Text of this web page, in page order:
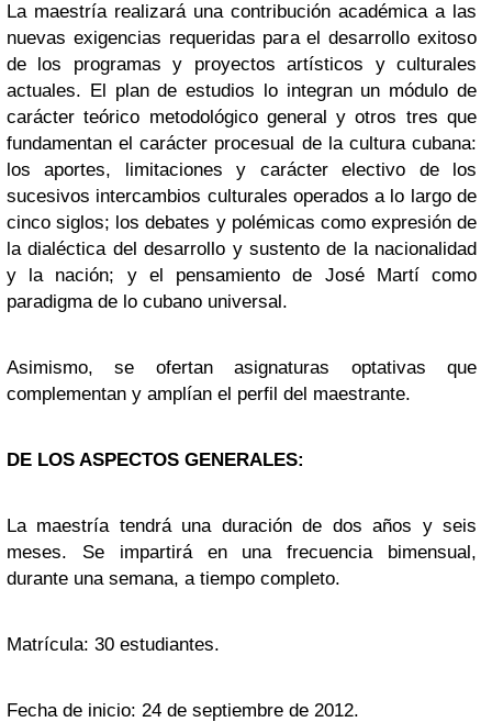
La maestría realizará una contribución académica a las
nuevas exigencias requeridas para el desarrollo exitoso
de los programas y proyectos artísticos y culturales
actuales. El plan de estudios lo integran un módulo de
carácter teórico metodológico general y otros tres que
fundamentan el carácter procesual de la cultura cubana:
los aportes, limitaciones y carácter electivo de los
sucesivos intercambios culturales operados a lo largo de
cinco siglos; los debates y polémicas como expresión de
la dialéctica del desarrollo y sustento de la nacionalidad
y la nación; y el pensamiento de José Martí como
paradigma de lo cubano universal.
Asimismo, se ofertan asignaturas optativas que
complementan y amplían el perfil del maestrante.
DE LOS ASPECTOS GENERALES:
La maestría tendrá una duración de dos años y seis
meses. Se impartirá en una frecuencia bimensual,
durante una semana, a tiempo completo.
Matrícula: 30 estudiantes.
Fecha de inicio: 24 de septiembre de 2012.